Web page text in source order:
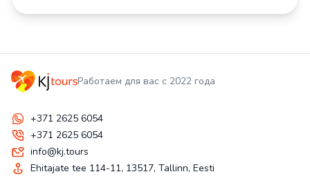
Работаем для вас с 2022 года
+371 2625 6054
+371 2625 6054
info@kj.tours
Ehitajate tee 114-11, 13517, Tallinn, Eesti